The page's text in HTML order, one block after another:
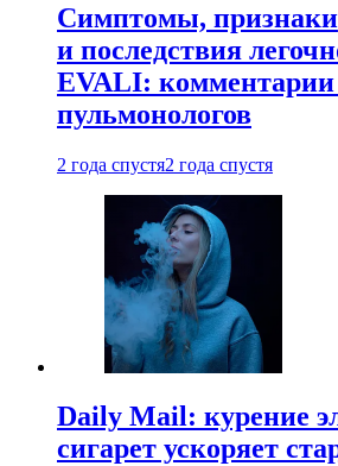
Симптомы, признаки
и последствия
EVALI: комментарии
пульмонологов
2 года спустя2 года спустя
Daily Mail: курение
сигарет ускоряет